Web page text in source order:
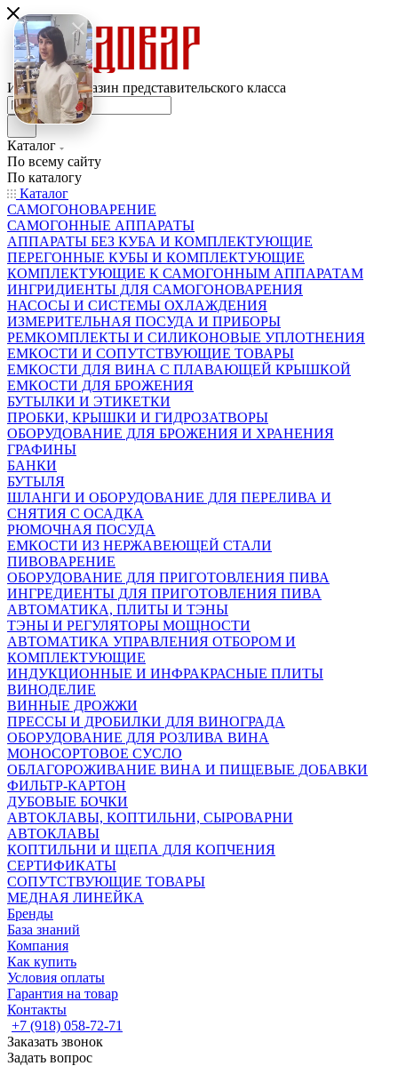
Интернет-магазин представительского класса
Каталог
По всему сайту
По каталогу
Каталог
САМОГОНОВАРЕНИЕ
САМОГОННЫЕ АППАРАТЫ
АППАРАТЫ БЕЗ КУБА И КОМПЛЕКТУЮЩИЕ
ПЕРЕГОННЫЕ КУБЫ И КОМПЛЕКТУЮЩИЕ
КОМПЛЕКТУЮЩИЕ К САМОГОННЫМ АППАРАТАМ
ИНГРИДИЕНТЫ ДЛЯ САМОГОНОВАРЕНИЯ
НАСОСЫ И СИСТЕМЫ ОХЛАЖДЕНИЯ
ИЗМЕРИТЕЛЬНАЯ ПОСУДА И ПРИБОРЫ
РЕМКОМПЛЕКТЫ И СИЛИКОНОВЫЕ УПЛОТНЕНИЯ
ЕМКОСТИ И СОПУТСТВУЮЩИЕ ТОВАРЫ
ЕМКОСТИ ДЛЯ ВИНА С ПЛАВАЮЩЕЙ КРЫШКОЙ
ЕМКОСТИ ДЛЯ БРОЖЕНИЯ
БУТЫЛКИ И ЭТИКЕТКИ
ПРОБКИ, КРЫШКИ И ГИДРОЗАТВОРЫ
ОБОРУДОВАНИЕ ДЛЯ БРОЖЕНИЯ И ХРАНЕНИЯ
ГРАФИНЫ
БАНКИ
БУТЫЛЯ
ШЛАНГИ И ОБОРУДОВАНИЕ ДЛЯ ПЕРЕЛИВА И
СНЯТИЯ С ОСАДКА
РЮМОЧНАЯ ПОСУДА
ЕМКОСТИ ИЗ НЕРЖАВЕЮЩЕЙ СТАЛИ
ПИВОВАРЕНИЕ
ОБОРУДОВАНИЕ ДЛЯ ПРИГОТОВЛЕНИЯ ПИВА
ИНГPЕДИЕНТЫ ДЛЯ ПРИГОТОВЛЕНИЯ ПИВА
АВТОМАТИКА, ПЛИТЫ И ТЭНЫ
ТЭНЫ И РЕГУЛЯТОРЫ МОЩНОСТИ
АВТОМАТИКА УПРАВЛЕНИЯ ОТБОРОМ И
КОМПЛЕКТУЮЩИЕ
ИНДУКЦИОННЫЕ И ИНФРАКРАСНЫЕ ПЛИТЫ
ВИНОДЕЛИЕ
ВИННЫЕ ДРОЖЖИ
ПРЕССЫ И ДРОБИЛКИ ДЛЯ ВИНОГРАДА
ОБОРУДОВАНИЕ ДЛЯ РОЗЛИВА ВИНА
МОНОСОРТОВОЕ СУСЛО
ОБЛАГОРОЖИВАНИЕ ВИНА И ПИЩЕВЫЕ ДОБАВКИ
ФИЛЬТР-КАРТОН
ДУБОВЫЕ БОЧКИ
АВТОКЛАВЫ, КОПТИЛЬНИ, СЫРОВАРНИ
АВТОКЛАВЫ
КОПТИЛЬНИ И ЩЕПА ДЛЯ КОПЧЕНИЯ
СЕРТИФИКАТЫ
СОПУТСТВУЮЩИЕ ТОВАРЫ
МЕДНАЯ ЛИНЕЙКА
Бренды
База знаний
Компания
Как купить
Условия оплаты
Гарантия на товар
Контакты
+7 (918) 058-72-71
Заказать звонок
Задать вопрос